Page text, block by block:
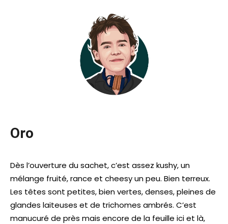
Oro
Dès l’ouverture du sachet, c’est assez kushy, un
mélange fruité, rance et cheesy un peu. Bien terreux.
Les têtes sont petites, bien vertes, denses, pleines de
glandes laiteuses et de trichomes ambrés. C’est
manucuré de près mais encore de la feuille ici et là,